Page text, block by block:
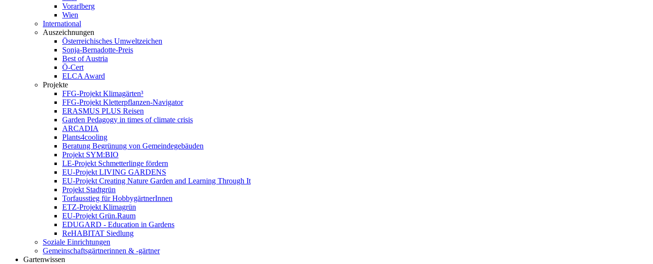
Vorarlberg
Wien
International
Auszeichnungen
Österreichisches Umweltzeichen
Sonja-Bernadotte-Preis
Best of Austria
Ö-Cert
ELCA Award
Projekte
FFG-Projekt Klimagärten³
FFG-Projekt Kletterpflanzen-Navigator
ERASMUS PLUS Reisen
Garden Pedagogy in times of climate crisis
ARCADIA
Plants4cooling
Beratung Begrünung von Gemeindegebäuden
Projekt SYM:BIO
LE-Projekt Schmetterlinge fördern
EU-Projekt LIVING GARDENS
EU-Projekt Creating Nature Garden and Learning Through It
Projekt Stadtgrün
Torfausstieg für HobbygärtnerInnen
ETZ-Projekt Klimagrün
EU-Projekt Grün.Raum
EDUGARD - Education in Gardens
ReHABITAT Siedlung
Soziale Einrichtungen
Gemeinschaftsgärtnerinnen & -gärtner
Gartenwissen